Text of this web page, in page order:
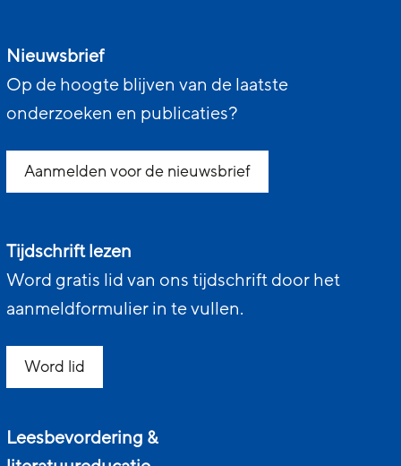
Nieuwsbrief
Op de hoogte blijven van de laatste
onderzoeken en publicaties?
Aanmelden voor de nieuwsbrief
Tijdschrift lezen
Word gratis lid van ons tijdschrift door het
aanmeldformulier in te vullen.
Word lid
Leesbevordering &